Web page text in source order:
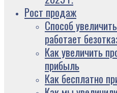
Рост продаж
Способ
работает
Как увеличить
прибыль
Как бесплатно